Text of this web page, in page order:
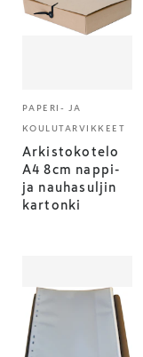
PAPERI- JA
KOULUTARVIKKEET
Arkistokotelo
A4 8cm nappi-
ja nauhasuljin
kartonki